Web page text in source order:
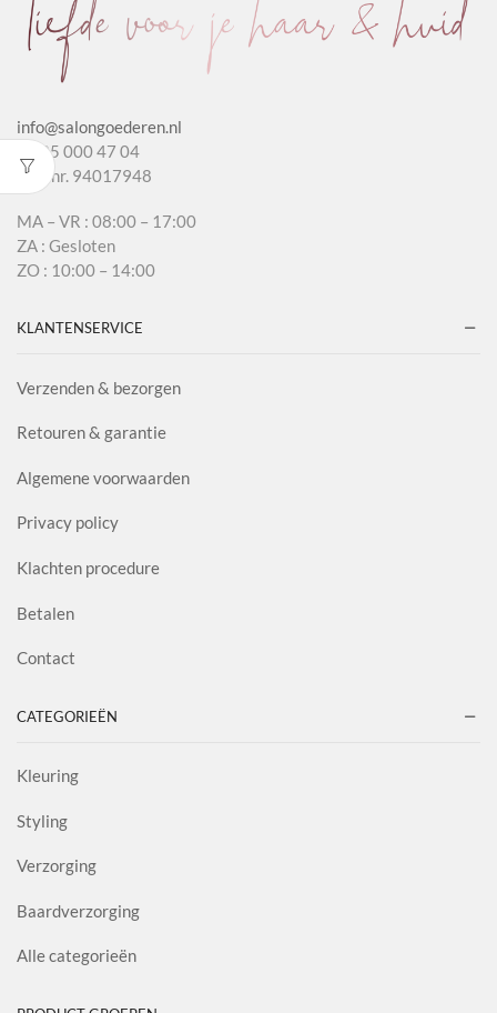
info@salongoederen.nl
T 085 000 47 04
KvK nr. 94017948
MA – VR : 08:00 – 17:00
ZA : Gesloten
ZO : 10:00 – 14:00
KLANTENSERVICE
Verzenden & bezorgen
Retouren & garantie
Algemene voorwaarden
Privacy policy
Klachten procedure
Betalen
Contact
CATEGORIEËN
Kleuring
Styling
Verzorging
Baardverzorging
Alle categorieën